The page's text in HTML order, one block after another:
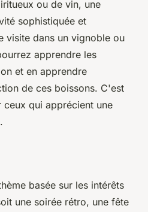
ou de vin, une
sophistiquée et
visite dans un vignoble ou
apprendre les
et en apprendre
de ces boissons. C'est
qui apprécient une
basée sur les intérêts
une soirée rétro, une fête